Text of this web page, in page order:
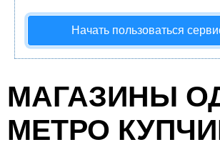
Начать пользоваться
МАГАЗИНЫ
МЕТРО